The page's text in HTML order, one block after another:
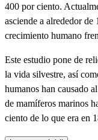
400 por ciento.
asciende a alrededor
crecimiento humano
Este estudio pone de
la vida silvestre, así
humanos han causado
de mamíferos marinos
ciento de lo que era en